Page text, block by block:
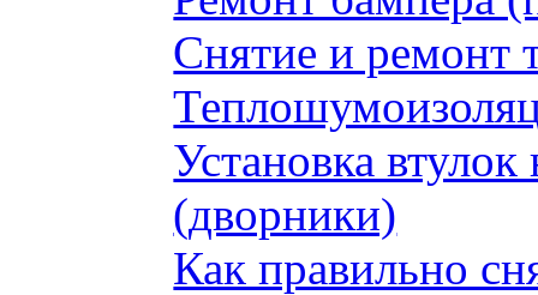
Снятие и ремонт
Установка втулок
(дворники)
Как правильно